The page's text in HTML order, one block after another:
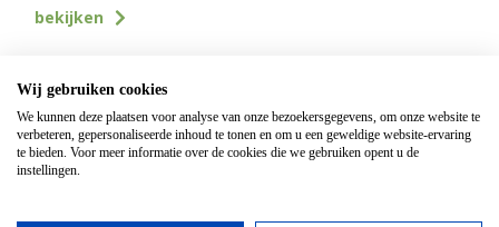
bekijken
Wij gebruiken cookies
We kunnen deze plaatsen voor analyse van onze bezoekersgegevens, om onze website te
verbeteren, gepersonaliseerde inhoud te tonen en om u een geweldige website-ervaring
te bieden. Voor meer informatie over de cookies die we gebruiken opent u de
instellingen.